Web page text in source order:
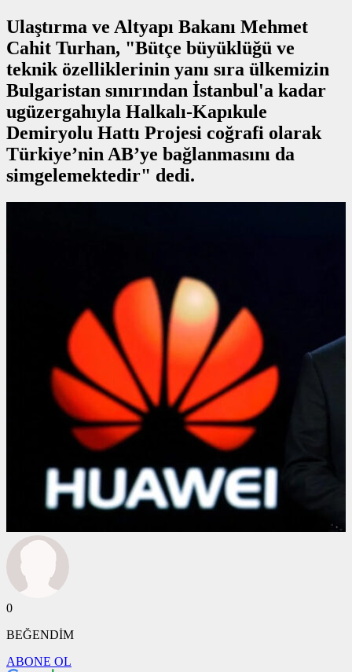
Ulaştırma ve Altyapı Bakanı Mehmet
Cahit Turhan, "Bütçe büyüklüğü ve
teknik özelliklerinin yanı sıra ülkemizin
Bulgaristan sınırından İstanbul'a kadar
ugüzergahıyla Halkalı-Kapıkule
Demiryolu Hattı Projesi coğrafi olarak
Türkiye’nin AB’ye bağlanmasını da
simgelemektedir" dedi.
0
BEĞENDİM
ABONE OL